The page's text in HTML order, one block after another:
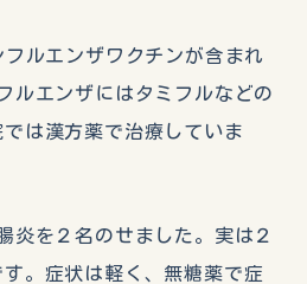
ルエンザワクチンが含まれ
ルエンザにはタミフルなどの
は漢方薬で治療していま
炎を２名のせました。実は２
。症状は軽く、無糖薬で症